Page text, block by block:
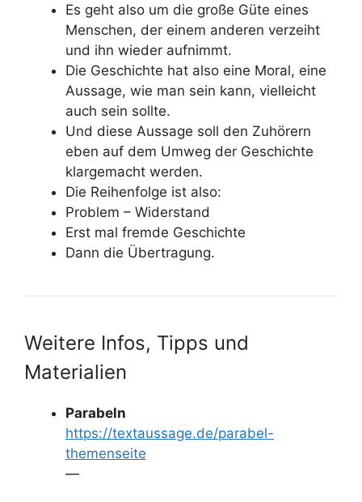
Es geht also um die große Güte eines
Menschen, der einem anderen verzeiht
und ihn wieder aufnimmt.
Die Geschichte hat also eine Moral, eine
Aussage, wie man sein kann, vielleicht
auch sein sollte.
Und diese Aussage soll den Zuhörern
eben auf dem Umweg der Geschichte
klargemacht werden.
Die Reihenfolge ist also:
Problem – Widerstand
Erst mal fremde Geschichte
Dann die Übertragung.
Weitere Infos, Tipps und
Materialien
Parabeln
https://textaussage.de/parabel-
themenseite
—